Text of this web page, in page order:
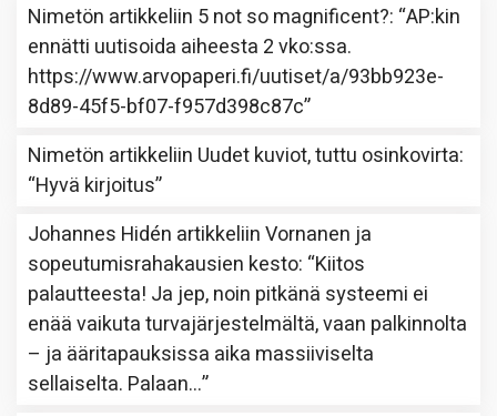
Nimetön artikkeliin 5 not so magnificent?: “AP:kin
ennätti uutisoida aiheesta 2 vko:ssa.
https://www.arvopaperi.fi/uutiset/a/93bb923e-
8d89-45f5-bf07-f957d398c87c”
Nimetön artikkeliin Uudet kuviot, tuttu osinkovirta:
“Hyvä kirjoitus”
Johannes Hidén artikkeliinVornanen ja
sopeutumisrahakausien kesto: “Kiitos
palautteesta! Ja jep, noin pitkänä systeemi ei
enää vaikuta turvajärjestelmältä, vaan palkinnolta
– ja ääritapauksissa aika massiiviselta
sellaiselta. Palaan…”